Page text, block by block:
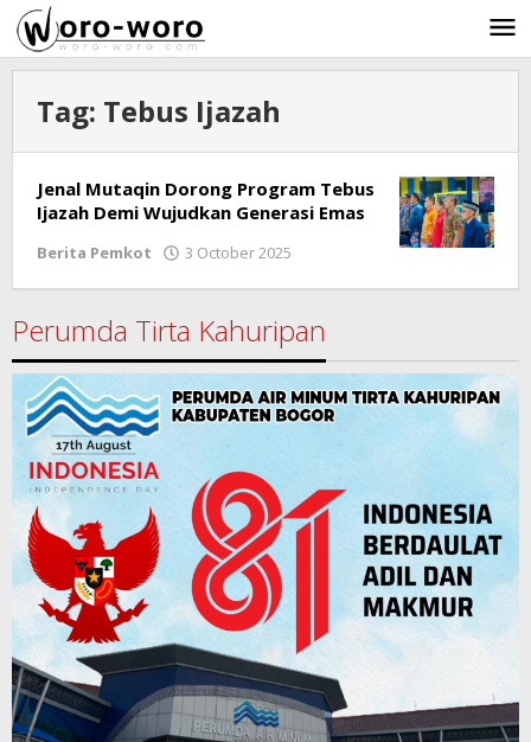
Skip
to
content
Tag: Tebus Ijazah
Jenal Mutaqin Dorong Program Tebus
Ijazah Demi Wujudkan Generasi Emas
Berita Pemkot 3 October 2025
Perumda Tirta Kahuripan